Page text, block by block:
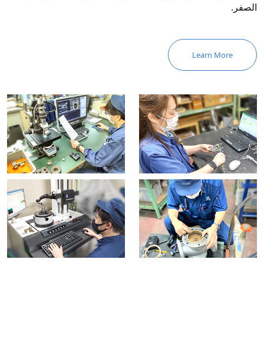
الصفر.
Learn More